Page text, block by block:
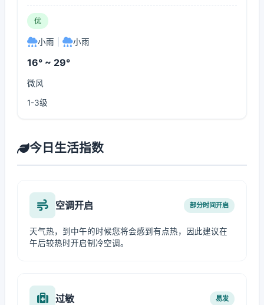
优
小雨 小雨
16° ~ 29°
微风
1-3级
今日生活指数
空调开启 部分时间开启
天气热，到中午的时候您将会感到有点热，因此建议在
午后较热时开启制冷空调。
过敏 易发